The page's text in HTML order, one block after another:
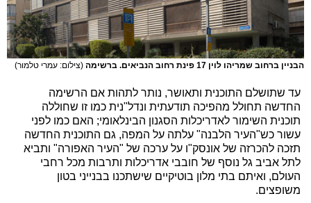
הבניין ברחוב שמריהו לוין 17 פינת רחוב הנביאים. ברשימה (צילום: עמרי טלמור)
עד שתושלם התוכנית ותאושר, נותר לתהות אם הרשימה
החדשה תחולל מהפיכה תודעתית ונדל"נית כמו זו שחוללה
תוכנית השימור לאדריכלות הסגנון הבינלאומי; האם כמו לפני
עשור כש"העיר הלבנה" עלתה על המפה, גם התוכנית החדשה
תזכה להכרזה של אונסק"ו על ערכה של "העיר האפורה" ותביא
לתל אביב גל נוסף של חובבי אדריכלות ותרבות מכל רחבי
העולם, ואיתם בתי מלון בוטיקיים שישתכנו בבנייני בטון
משופצים.